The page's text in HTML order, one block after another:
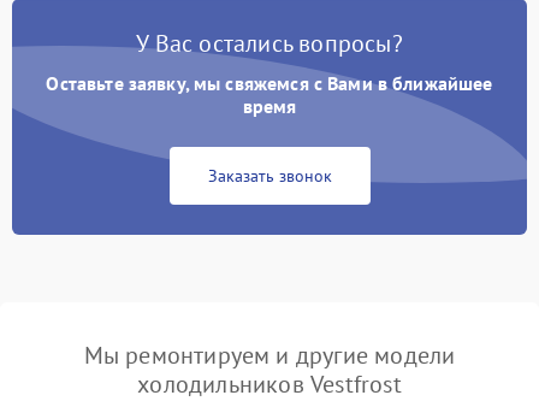
У Вас остались вопросы?
Оставьте заявку, мы свяжемся с Вами в ближайшее
время
Заказать звонок
Мы ремонтируем и другие модели
холодильников Vestfrost